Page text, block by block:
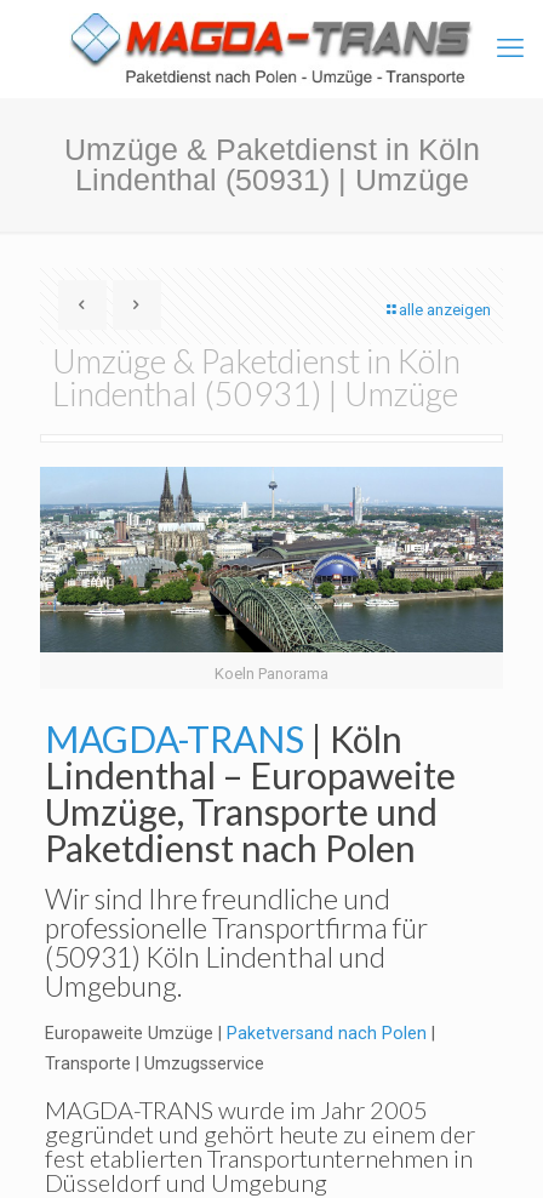
Umzüge & Paketdienst in Köln
Lindenthal (50931) | Umzüge
alle anzeigen
Umzüge & Paketdienst in Köln
Lindenthal (50931) | Umzüge
Koeln Panorama
MAGDA-TRANS | Köln
Lindenthal – Europaweite
Umzüge, Transporte und
Paketdienst nach Polen
Wir sind Ihre freundliche und
professionelle Transportfirma für
(50931) Köln Lindenthal und
Umgebung.
Europaweite Umzüge | Paketversand nach Polen
Transporte | Umzugsservice
MAGDA-TRANS wurde im Jahr 2005
gegründet und gehört heute zu einem der
fest etablierten Transportunternehmen in
Düsseldorf und Umgebung